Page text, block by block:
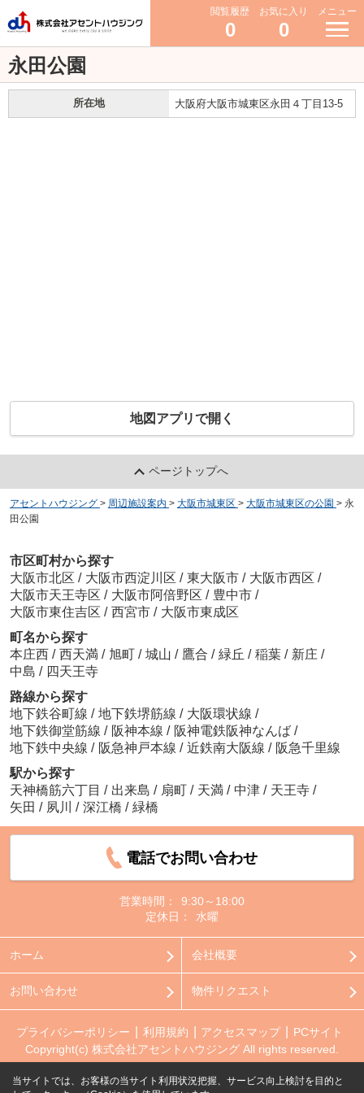
閲覧履歴
0
お気に入り
0
メニュー
永田公園
所在地 大阪府大阪市城東区永田４丁目13-5
地図アプリで開く
ページトップへ
アセントハウジング > 周辺施設案内 > 大阪市城東区 > 大阪市城東区の公園 > 永
田公園
市区町村から探す
大阪市北区 / 大阪市西淀川区 / 東大阪市 / 大阪市西区 /
大阪市天王寺区 / 大阪市阿倍野区 / 豊中市 /
大阪市東住吉区 / 西宮市 / 大阪市東成区
町名から探す
本庄西 / 西天満 / 旭町 / 城山 / 鷹合 / 緑丘 / 稲葉 / 新庄 /
中島 / 四天王寺
路線から探す
地下鉄谷町線 / 地下鉄堺筋線 / 大阪環状線 /
地下鉄御堂筋線 / 阪神本線 / 阪神電鉄阪神なんば /
地下鉄中央線 / 阪急神戸本線 / 近鉄南大阪線 / 阪急千里線
駅から探す
天神橋筋六丁目 / 出来島 / 扇町 / 天満 / 中津 / 天王寺 /
矢田 / 夙川 / 深江橋 / 緑橋
電話でお問い合わせ
営業時間：
9:30～18:00
定休日：
水曜
ホーム 会社概要
お問い合わせ 物件リクエスト
プライバシーポリシー 利用規約 アクセスマップ
PCサイト
Copyright(c) 株式会社アセントハウジング All rights reserved.
当サイトでは、お客様の当サイト利用状況把握、サービス向上検討を目的と